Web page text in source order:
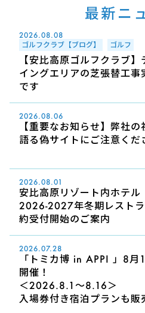
最新ニ
2026.08.08
ゴルフクラブ【ブログ】
ゴルフ
【安比高原ゴルフクラブ】
イングエリアの芝張替工事
です
2026.08.06
【重要なお知らせ】弊社の
語る偽サイトにご注意くだ
2026.08.01
安比高原リゾート内ホテル
2026-2027年冬期レスト
約受付開始のご案内
2026.07.28
「トミカ博 in APPI 」8月
開催！
＜2026.8.1～8.16＞
入場券付き宿泊プランも販